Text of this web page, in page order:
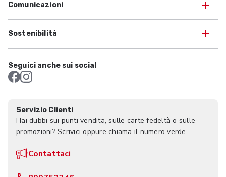
Comunicazioni
Sostenibilità
Seguici anche sui social
Servizio Clienti
Hai dubbi sui punti vendita, sulle carte fedeltà o sulle
promozioni? Scrivici oppure chiama il numero verde.
Contattaci